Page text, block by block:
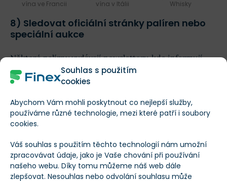
Souhlas s použitím
cookies
Abychom Vám mohli poskytnout co nejlepší služby,
používáme různé technologie, mezi které patří i soubory
cookies.
Váš souhlas s použitím těchto technologií nám umožní
zpracovávat údaje, jako je Vaše chování při používání
našeho webu. Díky tomu můžeme náš web dále
zlepšovat. Nesouhlas nebo odvolání souhlasu může
vína ve Francii
vína v Itálii
Whisky
8) Sledovat oficiální stránky palíren nebo
speciální aukce
Některé palírny vydávají newslettery, kde informují
zájemce o novinkách ve svém sortimentu, zajímavých
Díky tomu tak může mít investor přehled co se
v daném roce chystá a na co se může zaměřit,
popřípadě kolik ho daná investice bude stát peněz.
Například díky registraci u palírnyArdbegse stanete